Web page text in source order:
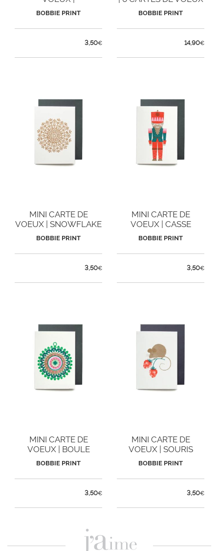
CHAMPIGNON
BOBBIE PRINT
3,50€
BOBBIE PRINT
14,90€
MINI CARTE DE
VOEUX | SNOWFLAKE
BOBBIE PRINT
3,50€
MINI CARTE DE
VOEUX | CASSE
NOISETTES
BOBBIE PRINT
3,50€
MINI CARTE DE
VOEUX | BOULE
BOBBIE PRINT
3,50€
MINI CARTE DE
VOEUX | SOURIS
BOBBIE PRINT
3,50€